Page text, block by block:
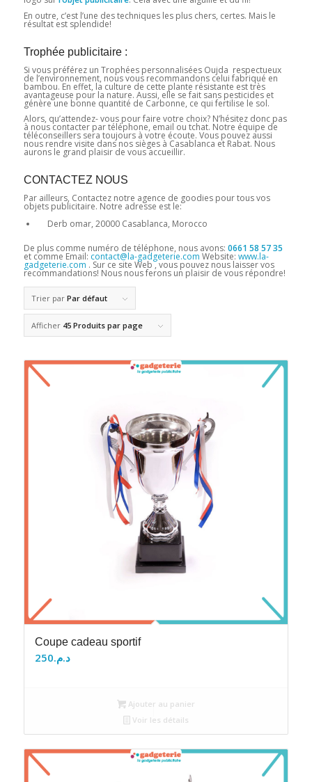
En outre, c’est l’une des techniques les plus chers, certes. Mais le
résultat est splendide!
Trophée publicitaire :
Si vous préférez un Trophées personnalisées Oujda respectueux
de l’environnement, nous vous recommandons celui fabriqué en
bambou. En effet, la culture de cette plante résistante est très
avantageuse pour la nature. Aussi, elle se fait sans pesticides et
génère une bonne quantité de Carbonne, ce qui fertilise le sol.
Alors, qu’attendez- vous pour faire votre choix? N’hésitez donc pas
à nous contacter par téléphone, email ou tchat. Notre équipe de
téléconseillers sera toujours à votre écoute. Vous pouvez aussi
nous rendre visite dans nos sièges à Casablanca et Rabat. Nous
aurons le grand plaisir de vous accueillir.
CONTACTEZ NOUS
Par ailleurs, Contactez notre agence de goodies pour tous vos
objets publicitaire. Notre adresse est le:
Derb omar, 20000 Casablanca, Morocco
De plus comme numéro de téléphone, nous avons: 0661 58 57 35
et comme Email: contact@la-gadgeterie.com Website: www.la-
gadgeterie.com . Sur ce site Web , vous pouvez nous laisser vos
recommandations! Nous nous ferons un plaisir de vous répondre!
Trier par Par défaut
Afficher 45 Produits par page
Coupe cadeau sportif
د.م.250
Ajouter au panier
Voir les détails